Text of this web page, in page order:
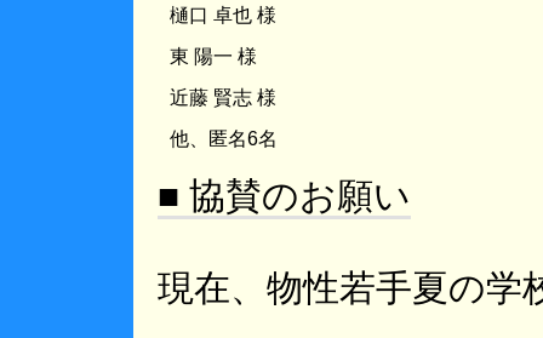
樋口 卓也 様
東 陽一 様
近藤 賢志 様
他、匿名6名
■ 協賛のお願い
現在、物性若手夏の学